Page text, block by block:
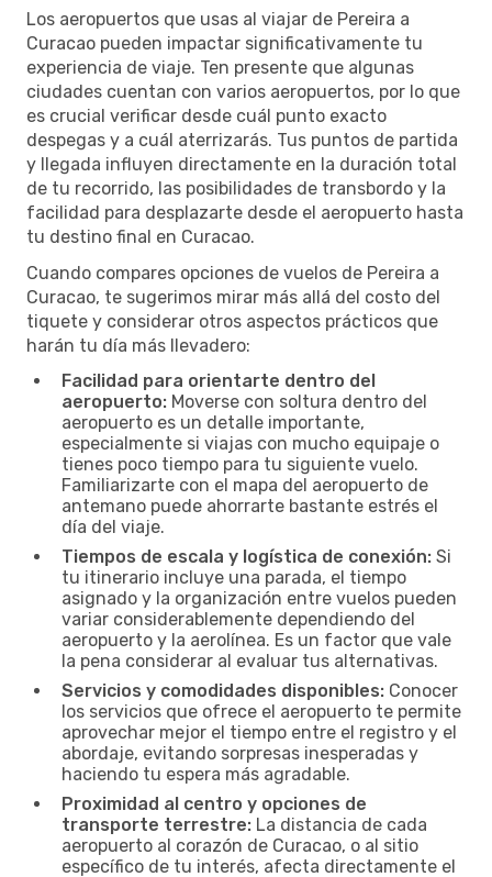
Los aeropuertos que usas al viajar de Pereira a
Curacao pueden impactar significativamente tu
experiencia de viaje. Ten presente que algunas
ciudades cuentan con varios aeropuertos, por lo que
es crucial verificar desde cuál punto exacto
despegas y a cuál aterrizarás. Tus puntos de partida
y llegada influyen directamente en la duración total
de tu recorrido, las posibilidades de transbordo y la
facilidad para desplazarte desde el aeropuerto hasta
tu destino final en Curacao.
Cuando compares opciones de vuelos de Pereira a
Curacao, te sugerimos mirar más allá del costo del
tiquete y considerar otros aspectos prácticos que
harán tu día más llevadero:
Facilidad para orientarte dentro del
aeropuerto: Moverse con soltura dentro del
aeropuerto es un detalle importante,
especialmente si viajas con mucho equipaje o
tienes poco tiempo para tu siguiente vuelo.
Familiarizarte con el mapa del aeropuerto de
antemano puede ahorrarte bastante estrés el
día del viaje.
Tiempos de escala y logística de conexión: Si
tu itinerario incluye una parada, el tiempo
asignado y la organización entre vuelos pueden
variar considerablemente dependiendo del
aeropuerto y la aerolínea. Es un factor que vale
la pena considerar al evaluar tus alternativas.
Servicios y comodidades disponibles: Conocer
los servicios que ofrece el aeropuerto te permite
aprovechar mejor el tiempo entre el registro y el
abordaje, evitando sorpresas inesperadas y
haciendo tu espera más agradable.
Proximidad al centro y opciones de
transporte terrestre: La distancia de cada
aeropuerto al corazón de Curacao, o al sitio
específico de tu interés, afecta directamente el